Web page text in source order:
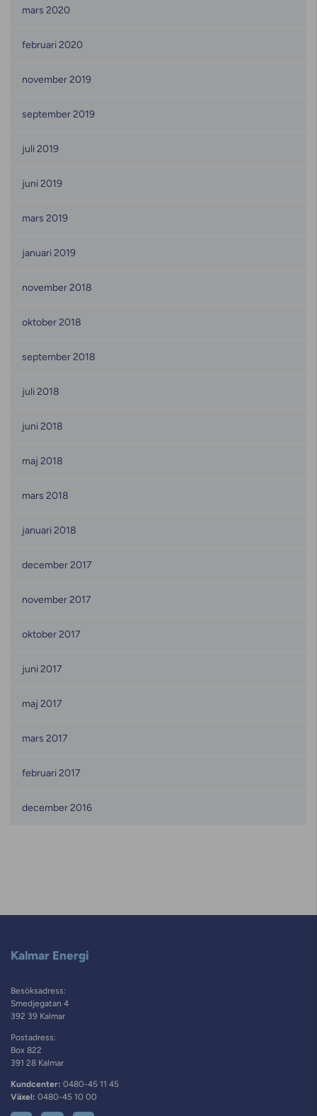
mars 2020
februari 2020
november 2019
september 2019
juli 2019
juni 2019
mars 2019
januari 2019
november 2018
oktober 2018
september 2018
juli 2018
juni 2018
maj 2018
mars 2018
januari 2018
december 2017
november 2017
oktober 2017
juni 2017
maj 2017
mars 2017
februari 2017
december 2016
Kalmar Energi
Besöksadress:
Smedjegatan 4
392 39 Kalmar
Postadress:
Box 822
391 28 Kalmar
Kundcenter: 0480-45 11 45
Växel: 0480-45 10 00